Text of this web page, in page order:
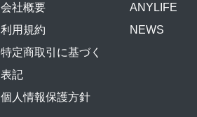
会社概要
利用規約
特定商取引に基づく
表記
個人情報保護方針
ANYLIFE
NEWS